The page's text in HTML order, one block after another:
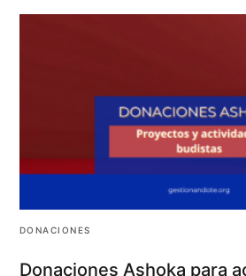
DONACIONES
Donaciones Ashoka para